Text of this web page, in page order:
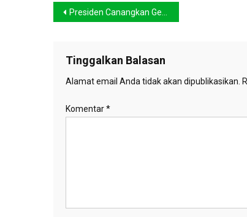
Navigasi
Presiden Canangkan Gerakan Penghematan Energi
Tinggalkan Balasan
Alamat email Anda tidak akan dipublikasikan.
Komentar*